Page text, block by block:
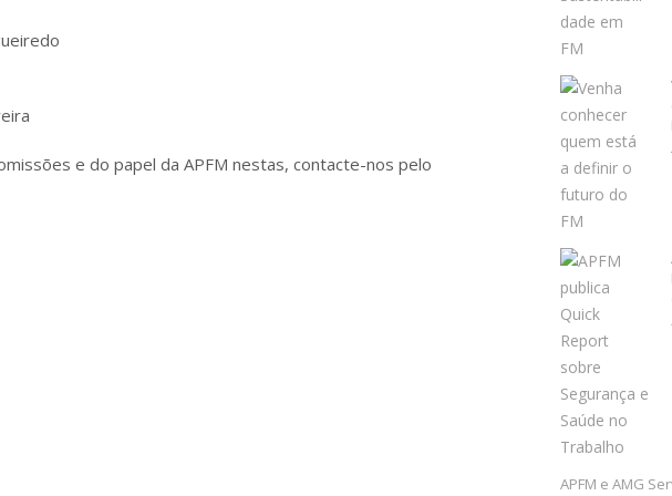
e do papel da APFM nestas, contacte-nos pelo
APFM e AMG